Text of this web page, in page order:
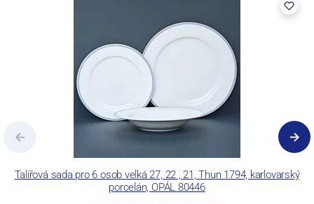
Concordia Lesov používá ochrannou známku LC a Thun Hotel &
Talířová sada pro 6 osob velká 27, 22 , 21, Thun 1794, karlovarský
porcelán, OPÁL 80446